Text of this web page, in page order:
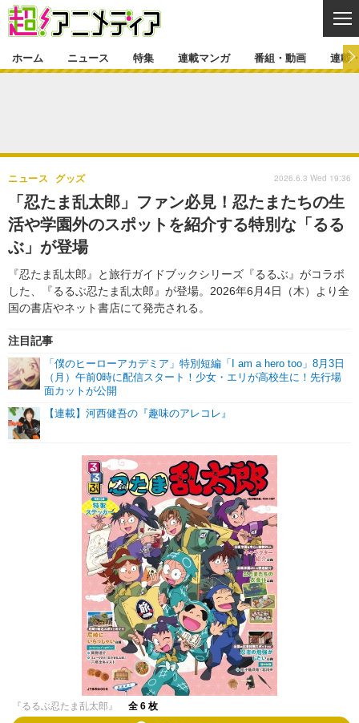
ゲーム・アプリ マンガ
グッズ イベント
声優
舞台 新帝スタ
特集一覧 カバー
ラキりす
連載マンガ
連載マンガ一覧
番組・動画
番組・動画一覧 ラジオ
動画
連載・ブログ
連載・ブログ一覧
編集部ブログ・お知らせ
ホーム ニュース 特集 連載マンガ 番組・動画 連載
「忍たま乱太郎」ファン必見！忍たまたちの生
活や学園外のスポットを紹介する特別な「るる
ぶ」が登場
『忍たま乱太郎』と旅行ガイドブックシリーズ『るるぶ』がコラボ
した、『るるぶ忍たま乱太郎』が登場。2026年6月4日（木）より全
国の書店やネット書店にて発売される。
ニュース グッズ
注目記事
「僕のヒーローアカデミア」特別短編「I am a hero too」8月3日
（月）午前0時に配信スタート！少女・エリが高校生に！先行場
面カットが公開
【連載】河西健吾の『趣味のアレコレ』
2026.6.3 Wed 19:36
『るるぶ忍たま乱太郎』 全 6 枚